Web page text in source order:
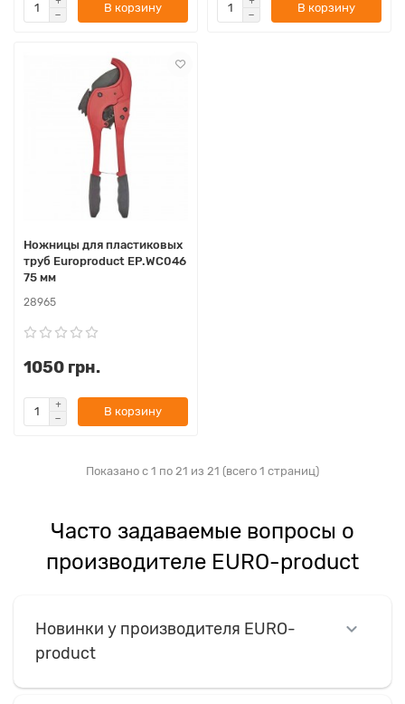
В корзину В корзину
Ножницы для пластиковых
труб Europroduct EP.WС046
75 мм
28965
1050 грн.
В корзину
Показано с 1 по 21 из 21 (всего 1 страниц)
Часто задаваемые вопросы о
производителе EURO-product
Новинки у производителя EURO-
product